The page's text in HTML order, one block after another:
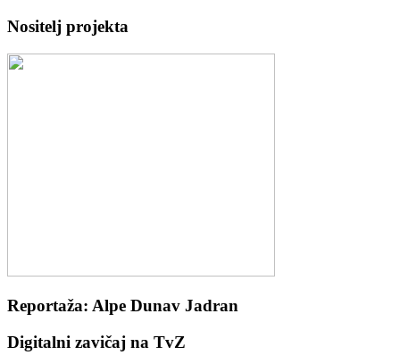
Nositelj projekta
Reportaža: Alpe Dunav Jadran
Digitalni zavičaj na TvZ